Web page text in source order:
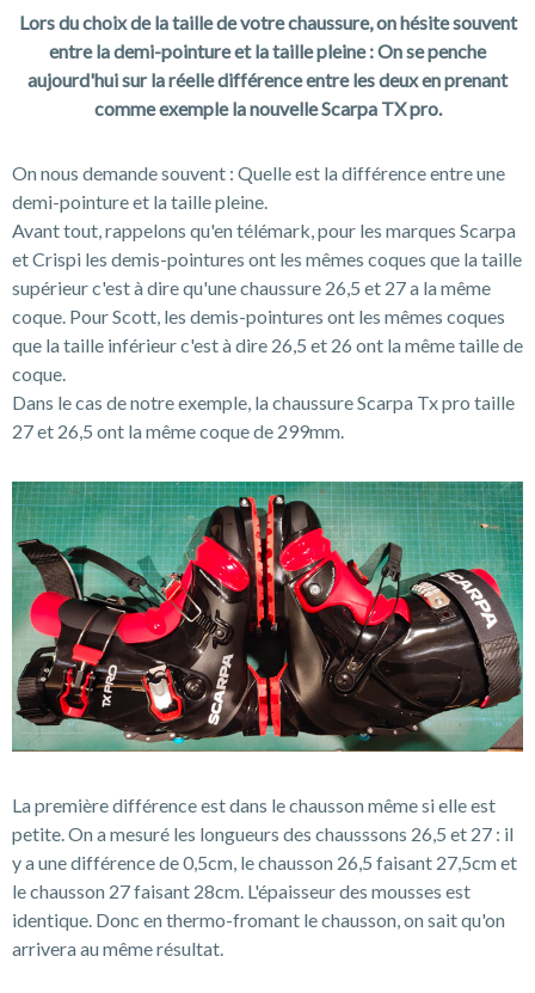
Lors du choix de la taille de votre chaussure, on hésite souvent
entre la demi-pointure et la taille pleine : On se penche
aujourd'hui sur la réelle différence entre les deux en prenant
comme exemple la nouvelle Scarpa TX pro.
On nous demande souvent : Quelle est la différence entre une
demi-pointure et la taille pleine.
Avant tout, rappelons qu'en télémark, pour les marques Scarpa
et Crispi les demis-pointures ont les mêmes coques que la taille
supérieur c'est à dire qu'une chaussure 26,5 et 27 a la même
coque. Pour Scott, les demis-pointures ont les mêmes coques
que la taille inférieur c'est à dire 26,5 et 26 ont la même taille de
coque.
Dans le cas de notre exemple, la chaussure Scarpa Tx pro taille
27 et 26,5 ont la même coque de 299mm.
La première différence est dans le chausson même si elle est
petite. On a mesuré les longueurs des chausssons 26,5 et 27 : il
y a une différence de 0,5cm, le chausson 26,5 faisant 27,5cm et
le chausson 27 faisant 28cm. L'épaisseur des mousses est
identique. Donc en thermo-fromant le chausson, on sait qu'on
arrivera au même résultat.